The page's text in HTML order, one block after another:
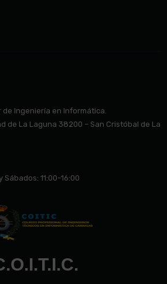
de Ingeniería en Informática.
de La Laguna 38200 – San Cristóbal de La
Sábados: 11:00-16:00